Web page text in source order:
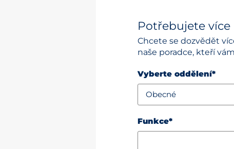
Potřebujete
Chcete se dozvědět
naše poradce, kteří
Vyberte oddělení*
Funkce*